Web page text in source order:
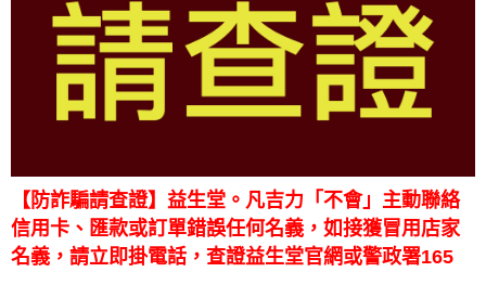
【防詐騙請查證】益生堂。凡吉力「不會」主動聯絡
信用卡、匯款或訂單錯誤任何名義，如接獲冒用店家
名義，請立即掛電話，查證益生堂官網或警政署165